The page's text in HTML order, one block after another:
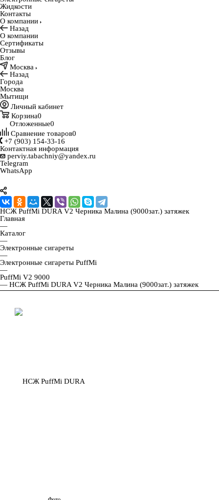
Жидкости
Контакты
О компании
Назад
О компании
Сертификаты
Отзывы
Блог
Москва
Назад
Города
Москва
Мытищи
Личный кабинет
Корзина0
Отложенные0
Сравнение товаров0
+7 (903) 154-33-16
Контактная информация
perviy.tabachniy@yandex.ru
Telegram
WhatsApp
НСЖ PuffMi DURA V2 Черника Малина (9000зат.) затяжек
Главная
—
Каталог
—
Электронные сигареты
—
Электронные сигареты PuffMi
—
PuffMi V2 9000
— НСЖ PuffMi DURA V2 Черника Малина (9000зат.) затяжек